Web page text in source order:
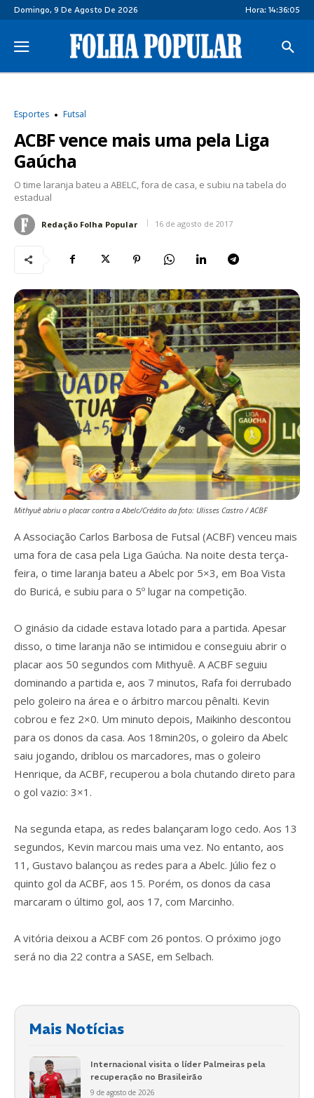
Domingo, 9 De Agosto De 2026 Hora: 14:36:05
Esportes Futsal
ACBF vence mais uma pela Liga
Gaúcha
O time laranja bateu a ABELC, fora de casa, e subiu na tabela do
estadual
Redação Folha Popular 16 de agosto de 2017
Mithyuê abriu o placar contra a Abelc/Crédito da foto: Ulisses Castro / ACBF
A Associação Carlos Barbosa de Futsal (ACBF) venceu mais
uma fora de casa pela Liga Gaúcha. Na noite desta terça-
feira, o time laranja bateu a Abelc por 5×3, em Boa Vista
do Buricá, e subiu para o 5º lugar na competição.
O ginásio da cidade estava lotado para a partida. Apesar
disso, o time laranja não se intimidou e conseguiu abrir o
placar aos 50 segundos com Mithyuê. A ACBF seguiu
dominando a partida e, aos 7 minutos, Rafa foi derrubado
pelo goleiro na área e o árbitro marcou pênalti. Kevin
cobrou e fez 2×0. Um minuto depois, Maikinho descontou
para os donos da casa. Aos 18min20s, o goleiro da Abelc
saiu jogando, driblou os marcadores, mas o goleiro
Henrique, da ACBF, recuperou a bola chutando direto para
o gol vazio: 3×1.
Na segunda etapa, as redes balançaram logo cedo. Aos 13
segundos, Kevin marcou mais uma vez. No entanto, aos
11, Gustavo balançou as redes para a Abelc. Júlio fez o
quinto gol da ACBF, aos 15. Porém, os donos da casa
marcaram o último gol, aos 17, com Marcinho.
A vitória deixou a ACBF com 26 pontos. O próximo jogo
será no dia 22 contra a SASE, em Selbach.
Mais Notícias
Internacional visita o líder Palmeiras pela
recuperação no Brasileirão
9 de agosto de 2026